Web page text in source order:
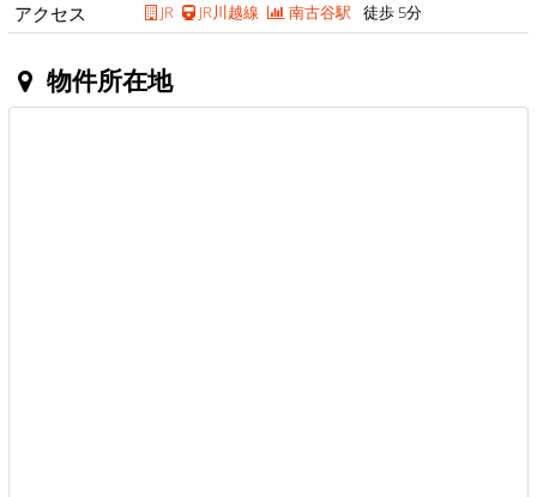
アクセス
JR JR川越線 南古谷駅 徒歩 5分
物件所在地